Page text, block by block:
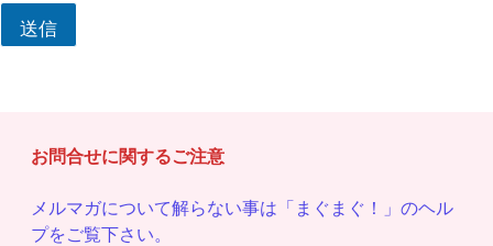
送信
お問合せに関するご注意
メルマガについて解らない事は「まぐまぐ！」のヘル
プをご覧下さい。